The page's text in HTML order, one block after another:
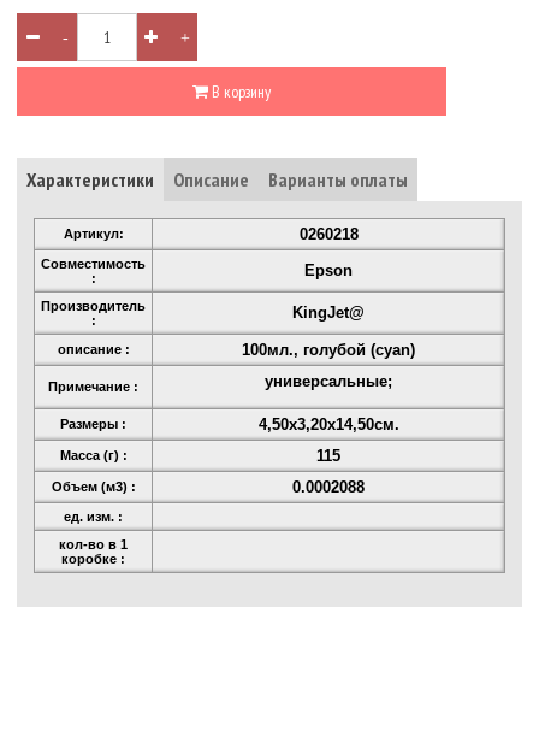
- +
В корзину
Характеристики Описание Варианты оплаты
Артикул: 0260218
Совместимость
:
Epson
Производитель
:
KingJet@
описание : 100мл., голубой (cyan)
Примечание : универсальные;
Размеры : 4,50x3,20x14,50см.
Масса (г) : 115
Объем (м3) : 0.0002088
ед. изм. :
кол-во в 1
коробке :